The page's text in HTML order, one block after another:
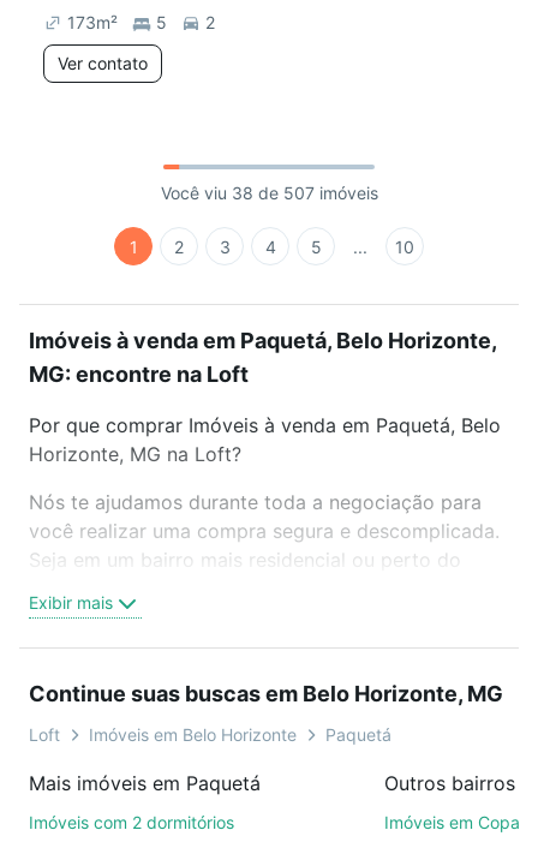
173m² 5
2
Ver contato
Você viu 38 de 507 imóveis
1 2 3 4 5 ... 10
Imóveis à venda em Paquetá, Belo Horizonte,
MG: encontre na Loft
Por que comprar Imóveis à venda em Paquetá, Belo
Horizonte, MG na Loft?
Nós te ajudamos durante toda a negociação para
você realizar uma compra segura e descomplicada.
Seja em um bairro mais residencial ou perto do
oferta ideal de Imóveis à venda em Paquetá, Belo
Horizonte, MG para conquistar seu sonho. Agende
sem compromisso e você ainda conta com mais de
46 mil corretores e imobiliárias te ajudando na
Como escolher um imóvel?
Exibir mais
Continue suas buscas em Belo Horizonte, MG
Loft Imóveis em Belo Horizonte Paquetá
Mais imóveis em Paquetá
Imóveis com 2 dormitórios
Imóveis em